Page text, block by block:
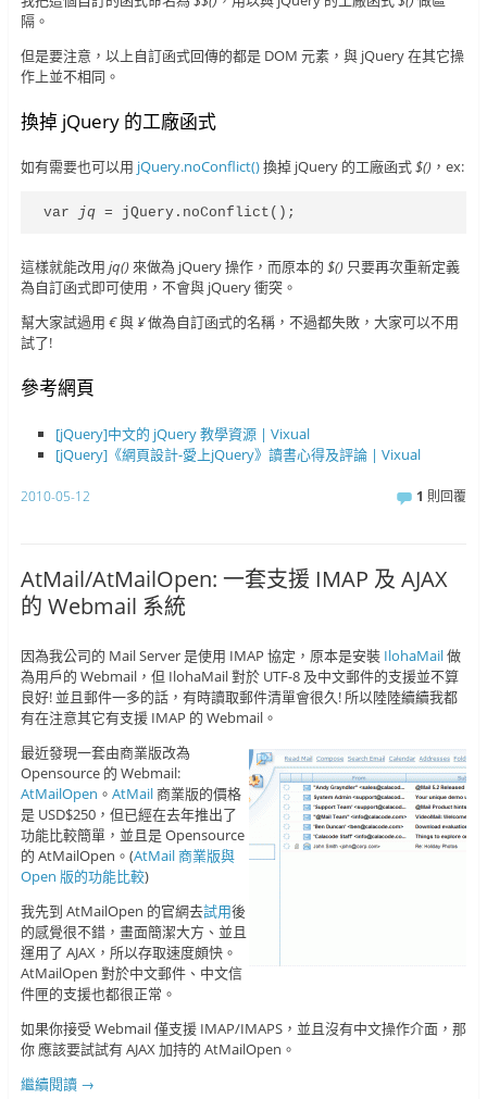
隔。
但是要注意，以上自訂函式回傳的都是 DOM 元素，與 jQuery 在其它操
作上並不相同。
換掉 jQuery 的工廠函式
如有需要也可以用 jQuery.noConflict()換掉 jQuery 的工廠函式$()，ex:
var jq = jQuery.noConflict();
這樣就能改用 jq()來做為 jQuery 操作，而原本的 $()只要再次重新定義
為自訂函式即可使用，不會與 jQuery 衝突。
幫大家試過用 €與 ¥做為自訂函式的名稱，不過都失敗，大家可以不用
試了!
參考網頁
[jQuery]中文的 jQuery 教學資源 | Vixual
[jQuery]《網頁設計-愛上jQuery》讀書心得及評論 | Vixual
2010-05-12 1 則回覆
AtMail/AtMailOpen: 一套支援 IMAP 及 AJAX
的 Webmail 系統
因為我公司的 Mail Server 是使用 IMAP 協定，原本是安裝 IlohaMail做
為用戶的 Webmail，但 IlohaMail 對於 UTF-8 及中文郵件的支援並不算
良好! 並且郵件一多的話，有時讀取郵件清單會很久! 所以陸陸續續我都
有在注意其它有支援 IMAP 的 Webmail。
最近發現一套由商業版改為
Opensource 的 Webmail:
AtMailOpen 。 AtMail商業版的價格
是 USD$250，但已經在去年推出了
功能比較簡單，並且是 Opensource
的 AtMailOpen。(AtMail 商業版與
Open 版的功能比較)
我先到 AtMailOpen 的官網去試用後
的感覺很不錯，畫面簡潔大方、並且
運用了 AJAX，所以存取速度頗快。
AtMailOpen 對於中文郵件、中文信
件匣的支援也都很正常。
如果你接受 Webmail 僅支援 IMAP/IMAPS，並且沒有中文操作介面，那
你 應該要試試有 AJAX 加持的 AtMailOpen。
繼續閱讀 →